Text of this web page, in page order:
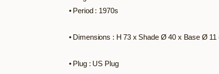
• Period : 1970s
• Dimensions : H 73 x Shade Ø 40 x Base Ø 11
• Plug : US Plug